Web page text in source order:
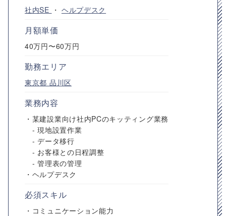
社内SE ・ ヘルプデスク
月額単価
40万円〜60万円
勤務エリア
東京都 品川区
業務内容
・某建設業向け社内PCのキッティング業務
- 現地設置作業
- データ移行
- お客様との日程調整
- 管理表の管理
・ヘルプデスク
必須スキル
・コミュニケーション能力